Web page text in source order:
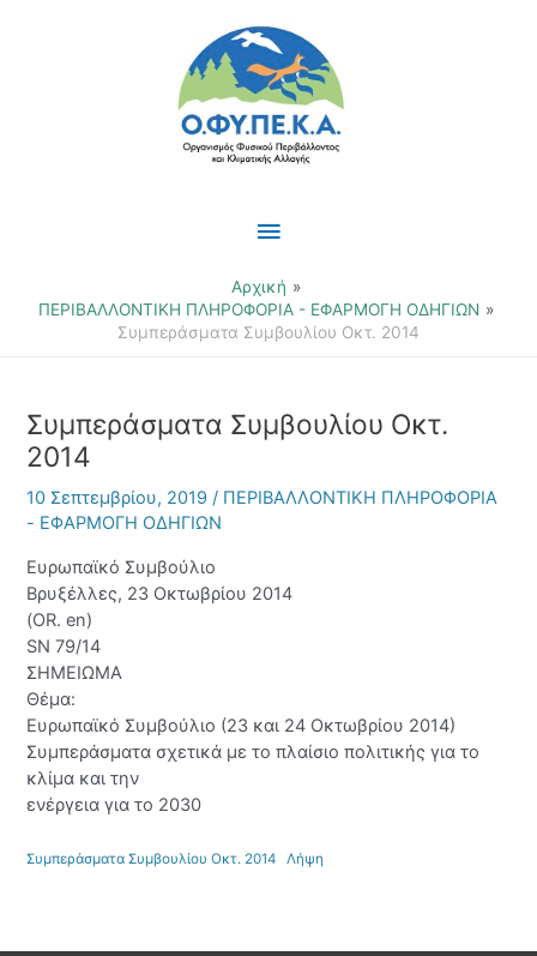
Κύριο
Μενού
Αρχική
ΠΕΡΙΒΑΛΛΟΝΤΙΚΗ ΠΛΗΡΟΦΟΡΙΑ - ΕΦΑΡΜΟΓΗ ΟΔΗΓΙΩΝ
Συμπεράσματα Συμβουλίου Οκτ. 2014
Συμπεράσματα Συμβουλίου Οκτ.
2014
10 Σεπτεμβρίου, 2019/ ΠΕΡΙΒΑΛΛΟΝΤΙΚΗ ΠΛΗΡΟΦΟΡΙΑ
- ΕΦΑΡΜΟΓΗ ΟΔΗΓΙΩΝ
Ευρωπαϊκό Συμβούλιο
Βρυξέλλες, 23 Οκτωβρίου 2014
(OR. en)
SN 79/14
ΣΗΜΕΙΩΜΑ
Θέμα:
Ευρωπαϊκό Συμβούλιο (23 και 24 Οκτωβρίου 2014)
Συμπεράσματα σχετικά με το πλαίσιο πολιτικής για το
κλίμα και την
ενέργεια για το 2030
Συμπεράσματα Συμβουλίου Οκτ. 2014 Λήψη